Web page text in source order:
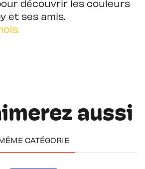
découvrir les couleurs
et ses amis.
aussi
CATÉGORIE